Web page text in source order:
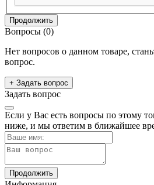
Продолжить
Вопросы (0)
Нет вопросов о данном товаре,
вопрос.
+ Задать вопрос
Задать вопрос
Если у Вас есть вопросы по этому
ниже, и мы ответим в ближайшее
Продолжить